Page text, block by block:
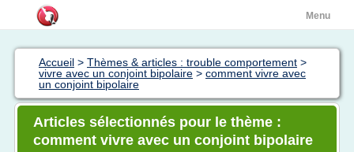
Menu
Accueil > Thèmes & articles : trouble comportement >
vivre avec un conjoint bipolaire > comment vivre avec
un conjoint bipolaire
Articles sélectionnés pour le thème :
comment vivre avec un conjoint bipolaire